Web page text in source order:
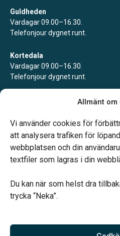
Allmänt om
Vi använder cookies för
att analysera trafiken för
webbplatsen och din
textfiler som lagras i din
Du kan när som helst dra
trycka “Neka”.
Guldheden
Vardagar 09.00–16.30.
Telefonjour dygnet runt.
Kortedala
Vardagar 09.00–16.30.
Telefonjour dygnet runt.
Telefonjour dygnet runt.
Vårt systerbolag Verahill hjälper